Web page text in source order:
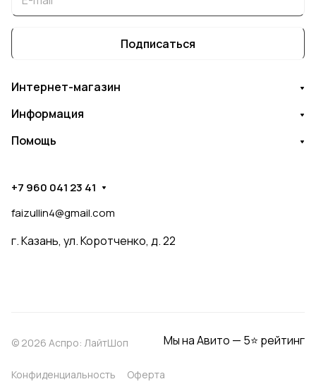
Подписаться
Интернет-магазин
Информация
Помощь
+7 960 041 23 41
faizullin4@gmail.com
г. Казань, ул. Коротченко, д. 22
© 2026 Аспро: ЛайтШоп Мы на Авито — 5⭐ рейтинг
Конфиденциальность Оферта